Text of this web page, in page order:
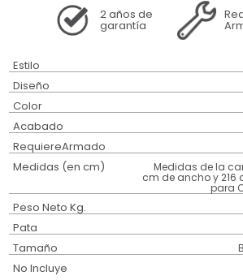
2 años de
garantía
Estilo
Diseño
Color
Acabado
RequiereArmado
Medidas (en cm) Medidas de la
cm de ancho y
para
Peso Neto Kg.
Pata
Tamaño
No Incluye